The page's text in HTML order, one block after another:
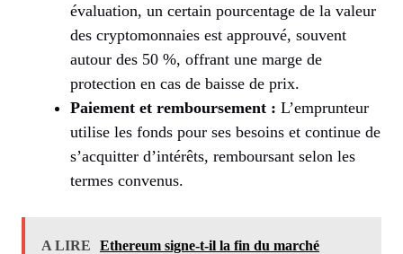
évaluation, un certain pourcentage de la valeur
des cryptomonnaies est approuvé, souvent
autour des 50 %, offrant une marge de
protection en cas de baisse de prix.
Paiement et remboursement : L’emprunteur
utilise les fonds pour ses besoins et continue de
s’acquitter d’intérêts, remboursant selon les
termes convenus.
A LIRE
Ethereum signe-t-il la fin du marché